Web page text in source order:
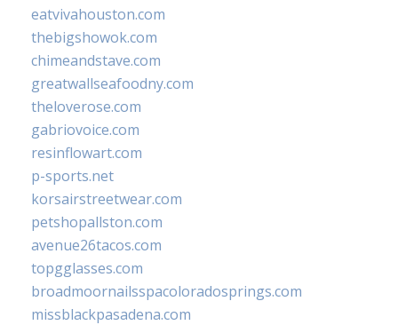
eatvivahouston.com
thebigshowok.com
chimeandstave.com
greatwallseafoodny.com
theloverose.com
gabriovoice.com
resinflowart.com
p-sports.net
korsairstreetwear.com
petshopallston.com
avenue26tacos.com
topgglasses.com
broadmoornailsspacoloradosprings.com
missblackpasadena.com